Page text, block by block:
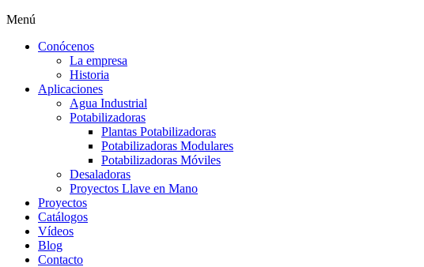
Menú
Conócenos
La empresa
Historia
Aplicaciones
Agua Industrial
Potabilizadoras
Plantas Potabilizadoras
Potabilizadoras Modulares
Potabilizadoras Móviles
Desaladoras
Proyectos Llave en Mano
Proyectos
Catálogos
Vídeos
Blog
Contacto